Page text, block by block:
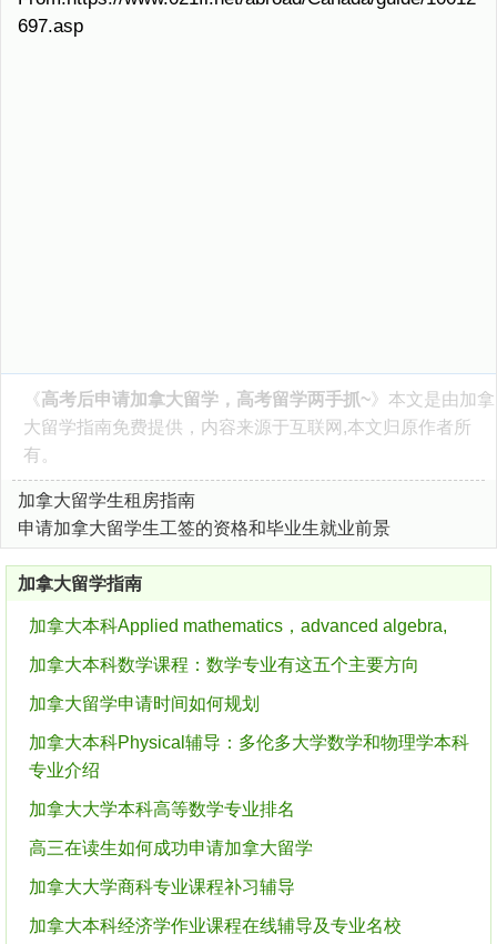
697.asp
《高考后申请加拿大留学，高考留学两手抓~》本文是由加拿
大留学指南免费提供，内容来源于互联网,本文归原作者所
有。
加拿大留学生租房指南
申请加拿大留学生工签的资格和毕业生就业前景
加拿大留学指南
加拿大本科Applied mathematics，advanced algebra,
加拿大本科数学课程：数学专业有这五个主要方向
加拿大留学申请时间如何规划
加拿大本科Physical辅导：多伦多大学数学和物理学本科
专业介绍
加拿大大学本科高等数学专业排名
高三在读生如何成功申请加拿大留学
加拿大大学商科专业课程补习辅导
加拿大本科经济学作业课程在线辅导及专业名校